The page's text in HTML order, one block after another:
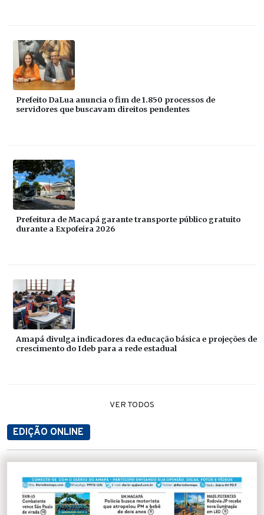
Prefeito DaLua anuncia o fim de 1.850 processos de
servidores que buscavam direitos pendentes
Prefeitura de Macapá garante transporte público gratuito
durante a Expofeira 2026
Amapá divulga indicadores da educação básica e projeções de
crescimento do Ideb para a rede estadual
VER TODOS
EDIÇÃO ONLINE